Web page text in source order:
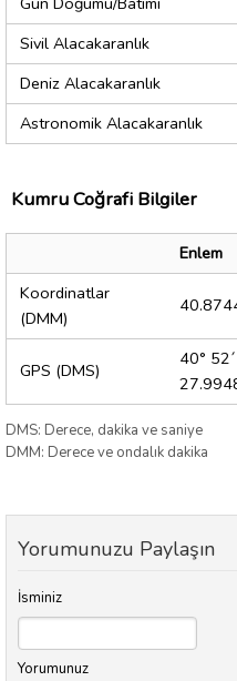
Sivil Alacakaranlık
Deniz Alacakaranlık
Astronomik Alacakaranlık
Kumru Coğrafi Bilgiler
Enlem
Koordinatlar
(DMM)
GPS (DMS)
40° 52´
DMS: Derece, dakika ve saniye
DMM: Derece ve ondalık dakika
Yorumunuzu Paylaşın
İsminiz
Yorumunuz